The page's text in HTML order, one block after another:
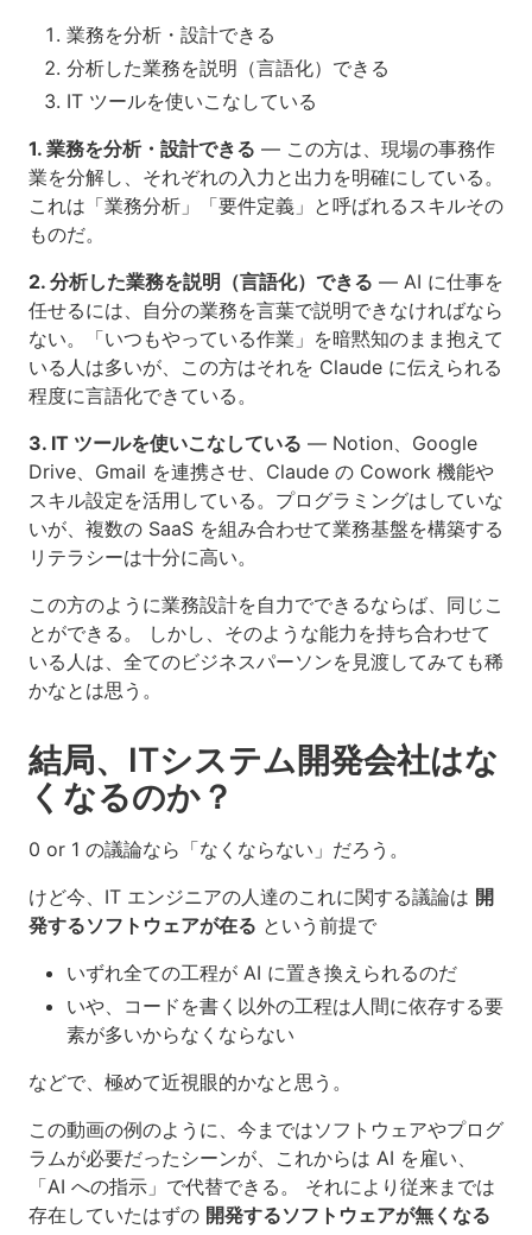
業務を分析・設計できる
分析した業務を説明（言語化）できる
IT ツールを使いこなしている
1. 業務を分析・設計できる — この方は、現場の事務作
業を分解し、それぞれの入力と出力を明確にしている。
これは「業務分析」「要件定義」と呼ばれるスキルその
ものだ。
2. 分析した業務を説明（言語化）できる — AI に仕事を
任せるには、自分の業務を言葉で説明できなければなら
ない。「いつもやっている作業」を暗黙知のまま抱えて
いる人は多いが、この方はそれを Claude に伝えられる
程度に言語化できている。
3. IT ツールを使いこなしている — Notion、Google
Drive、Gmail を連携させ、Claude の Cowork 機能や
スキル設定を活用している。プログラミングはしていな
いが、複数の SaaS を組み合わせて業務基盤を構築する
リテラシーは十分に高い。
この方のように業務設計を自力でできるならば、同じこ
とができる。 しかし、そのような能力を持ち合わせて
いる人は、全てのビジネスパーソンを見渡してみても稀
かなとは思う。
結局、ITシステム開発会社はな
くなるのか？
0 or 1 の議論なら「なくならない」だろう。
けど今、IT エンジニアの人達のこれに関する議論は 開
発するソフトウェアが在る という前提で
いずれ全ての工程が AI に置き換えられるのだ
いや、コードを書く以外の工程は人間に依存する要
素が多いからなくならない
などで、極めて近視眼的かなと思う。
この動画の例のように、今まではソフトウェアやプログ
ラムが必要だったシーンが、これからは AI を雇い、
「AI への指示」で代替できる。 それにより従来までは
存在していたはずの 開発するソフトウェアが無くなる